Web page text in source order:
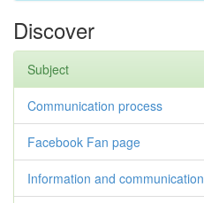
Discover
Subject
Communication process
Facebook Fan page
Information and communication